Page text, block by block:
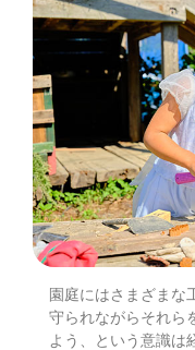
園庭にはさまざまな
守られながらそれら
よう、という意識は